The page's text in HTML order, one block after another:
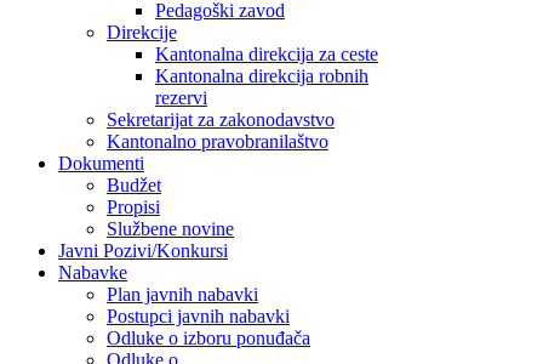
Pedagoški zavod
Direkcije
Kantonalna direkcija za ceste
Kantonalna direkcija robnih
rezervi
Sekretarijat za zakonodavstvo
Kantonalno pravobranilaštvo
Dokumenti
Budžet
Propisi
Službene novine
Javni Pozivi/Konkursi
Nabavke
Plan javnih nabavki
Postupci javnih nabavki
Odluke o izboru ponuđača
Odluke o